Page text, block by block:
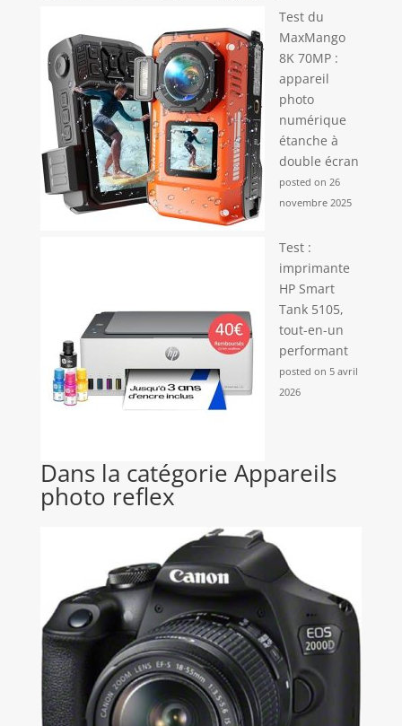
Test du
MaxMango
8K 70MP :
appareil
photo
numérique
étanche à
double écran
posted on 26
novembre 2025
Test :
imprimante
HP Smart
Tank 5105,
tout-en-un
performant
posted on 5 avril
2026
Dans la catégorie Appareils
photo reflex